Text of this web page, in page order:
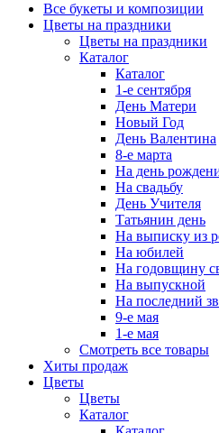
Все букеты и композиции
Цветы на праздники
Цветы на праздники
Каталог
Каталог
1-е сентября
День Матери
Новый Год
День Валентина
8-е марта
На день
На свадьбу
День Учителя
Татьянин день
На выписку из
На юбилей
На годовщину
На выпускной
На последний
9-е мая
1-е мая
Смотреть все товары
Хиты продаж
Цветы
Цветы
Каталог